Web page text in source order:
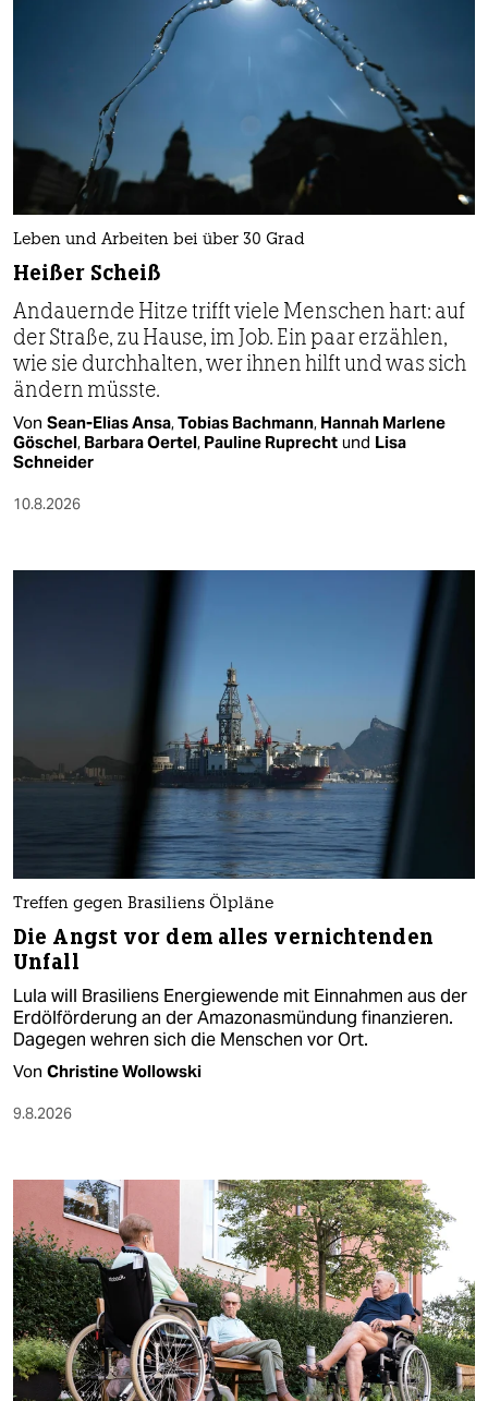
Leben und Arbeiten bei über 30 Grad
Heißer Scheiß
Andauernde Hitze trifft viele Menschen hart: auf
der Straße, zu Hause, im Job. Ein paar erzählen,
wie sie durchhalten, wer ihnen hilft und was sich
ändern müsste.
Von Sean-Elias Ansa,Tobias Bachmann, Hannah Marlene
Göschel, Barbara Oertel, Pauline Ruprecht und Lisa
Schneider
10.8.2026
Treffen gegen Brasiliens Ölpläne
Die Angst vor dem alles vernichtenden
Unfall
Lula will Brasiliens Energiewende mit Einnahmen aus der
Erdölförderung an der Amazonasmündung finanzieren.
Dagegen wehren sich die Menschen vor Ort.
Von Christine Wollowski
9.8.2026